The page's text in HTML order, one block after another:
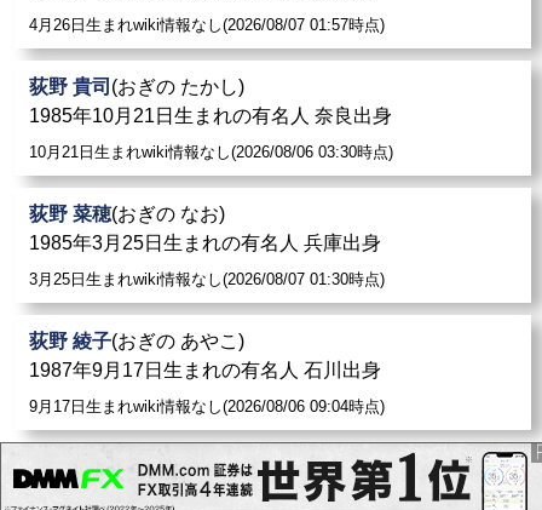
4月26日生まれwiki情報なし(2026/08/07 01:57時点)
荻野 貴司 (おぎの たかし)
1985年10月21日生まれの有名人 奈良出身
10月21日生まれwiki情報なし(2026/08/06 03:30時点)
荻野 菜穂(おぎの なお)
1985年3月25日生まれの有名人 兵庫出身
3月25日生まれwiki情報なし(2026/08/07 01:30時点)
荻野 綾子(おぎの あやこ)
1987年9月17日生まれの有名人 石川出身
9月17日生まれwiki情報なし(2026/08/06 09:04時点)